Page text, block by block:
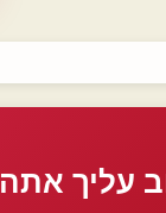
עליך אתה